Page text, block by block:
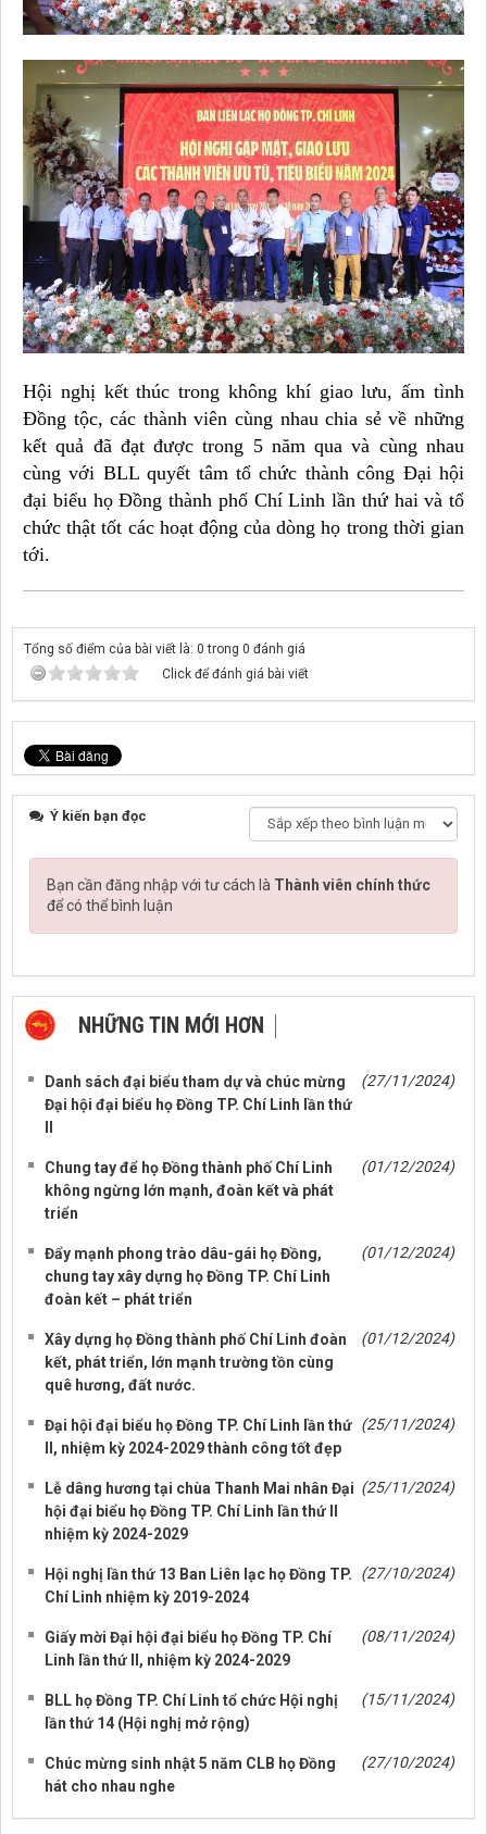
Hội nghị kết thúc trong không khí giao lưu, ấm tình
Đồng tộc, các thành viên cùng nhau chia sẻ về những
kết quả đã đạt được trong 5 năm qua và cùng nhau
cùng với BLL quyết tâm tổ chức thành công Đại hội
đại biểu họ Đồng thành phố Chí Linh lần thứ hai và tổ
chức thật tốt các hoạt động của dòng họ trong thời gian
tới.
Tổng số điểm của bài viết là: 0 trong 0 đánh giá
Click để đánh giá bài viết
Ý kiến bạn đọc
Bạn cần đăng nhập với tư cách là Thành viên chính thức
để có thể bình luận
NHỮNG TIN MỚI HƠN
Danh sách đại biểu tham dự và chúc mừng
Đại hội đại biểu họ Đồng TP. Chí Linh lần thứ
(27/11/2024)
Chung tay để họ Đồng thành phố Chí Linh
không ngừng lớn mạnh, đoàn kết và phát
triển
(01/12/2024)
Đẩy mạnh phong trào dâu-gái họ Đồng,
chung tay xây dựng họ Đồng TP. Chí Linh
đoàn kết – phát triển
(01/12/2024)
Xây dựng họ Đồng thành phố Chí Linh đoàn
kết, phát triển, lớn mạnh trường tồn cùng
quê hương, đất nước.
(01/12/2024)
Đại hội đại biểu họ Đồng TP. Chí Linh lần thứ
II, nhiệm kỳ 2024-2029 thành công tốt đẹp
(25/11/2024)
Lễ dâng hương tại chùa Thanh Mai nhân Đại
hội đại biểu họ Đồng TP. Chí Linh lần thứ II
nhiệm kỳ 2024-2029
(25/11/2024)
Hội nghị lần thứ 13 Ban Liên lạc họ Đồng TP.
Chí Linh nhiệm kỳ 2019-2024
(27/10/2024)
Giấy mời Đại hội đại biểu họ Đồng TP. Chí
Linh lần thứ II, nhiệm kỳ 2024-2029
(08/11/2024)
BLL họ Đồng TP. Chí Linh tổ chức Hội nghị
lần thứ 14 (Hội nghị mở rộng)
(15/11/2024)
Chúc mừng sinh nhật 5 năm CLB họ Đồng
hát cho nhau nghe
(27/10/2024)